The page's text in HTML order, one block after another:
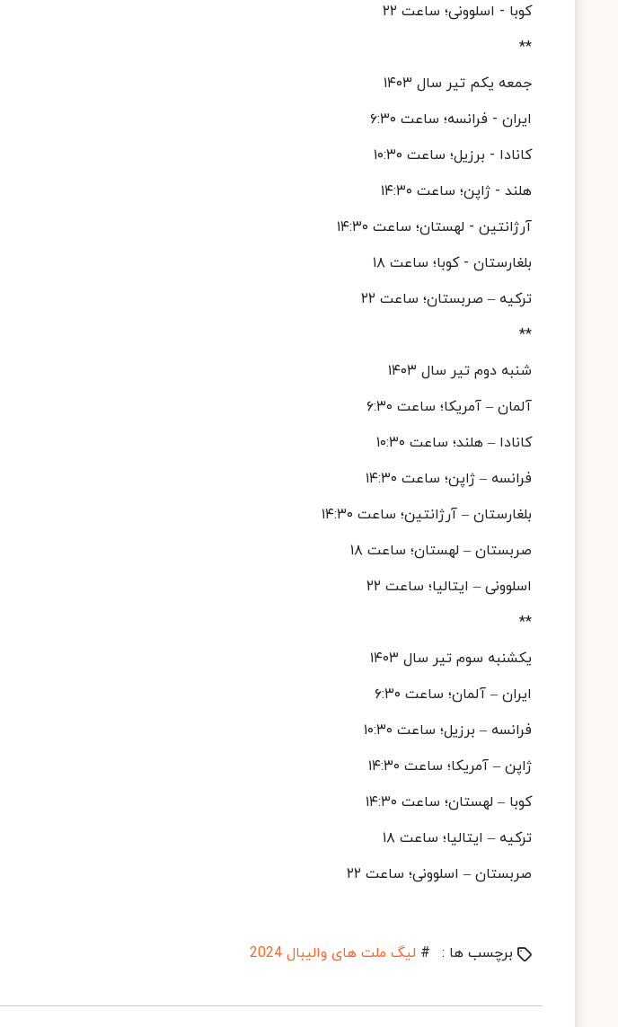
کوبا - اسلوونی؛ ساعت ۲۲
**
جمعه یکم تیر سال ۱۴۰۳
ایران - فرانسه؛ ساعت ۶:۳۰
کانادا - برزیل؛ ساعت ۱۰:۳۰
هلند - ژاپن؛ ساعت ۱۴:۳۰
آرژانتین - لهستان؛ ساعت ۱۴:۳۰
بلغارستان - کوبا؛ ساعت ۱۸
ترکیه – صربستان؛ ساعت ۲۲
**
شنبه دوم تیر سال ۱۴۰۳
آلمان – آمریکا؛ ساعت ۶:۳۰
کانادا – هلند؛ ساعت ۱۰:۳۰
فرانسه – ژاپن؛ ساعت ۱۴:۳۰
بلغارستان – آرژانتین؛ ساعت ۱۴:۳۰
صربستان – لهستان؛ ساعت ۱۸
اسلوونی – ایتالیا؛ ساعت ۲۲
**
یکشنبه سوم تیر سال ۱۴۰۳
ایران – آلمان؛ ساعت ۶:۳۰
فرانسه – برزیل؛ ساعت ۱۰:۳۰
ژاپن – آمریکا؛ ساعت ۱۴:۳۰
کوبا – لهستان؛ ساعت ۱۴:۳۰
ترکیه – ایتالیا؛ ساعت ۱۸
صربستان – اسلوونی؛ ساعت ۲۲
برچسب ها : # لیگ ملت‌ های والیبال 2024